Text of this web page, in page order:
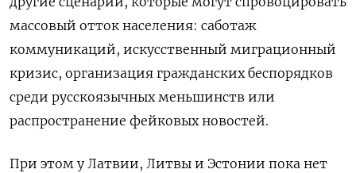
массовый отток населения: саботаж
коммуникаций, искусственный миграционный
кризис, организация гражданских беспорядков
среди русскоязычных меньшинств или
распространение фейковых новостей.
При этом у Латвии, Литвы и Эстонии пока нет